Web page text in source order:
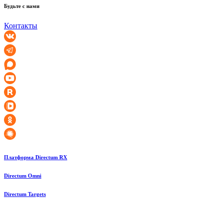
Будьте с нами
Контакты
Платформа Directum RX
Directum Omni
Directum Targets